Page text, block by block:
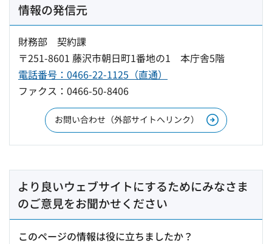
情報の発信元
財務部 契約課
〒251-8601 藤沢市朝日町1番地の1 本庁舎5階
電話番号：0466-22-1125（直通）
ファクス：0466-50-8406
お問い合わせ（外部サイトへリンク）
より良いウェブサイトにするためにみなさま
のご意見をお聞かせください
このページの情報は役に立ちましたか？